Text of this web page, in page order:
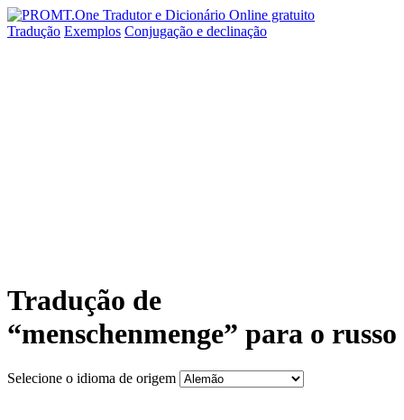
Tradução Exemplos Conjugação e declinação
Tradução de
“menschenmenge” para o russo
Selecione o idioma de origem